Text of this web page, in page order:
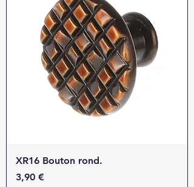
XR16 Bouton rond.
Prix
3,90 €